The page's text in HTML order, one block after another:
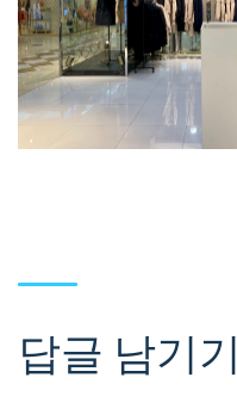
답글 남기기